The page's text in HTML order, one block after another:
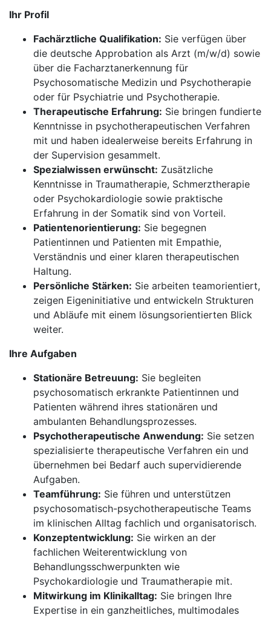
Ihr Profil
Fachärztliche Qualifikation: Sie verfügen über
die deutsche Approbation als Arzt (m/w/d) sowie
über die Facharztanerkennung für
Psychosomatische Medizin und Psychotherapie
oder für Psychiatrie und Psychotherapie.
Therapeutische Erfahrung: Sie bringen fundierte
Kenntnisse in psychotherapeutischen Verfahren
mit und haben idealerweise bereits Erfahrung in
der Supervision gesammelt.
Spezialwissen erwünscht: Zusätzliche
Kenntnisse in Traumatherapie, Schmerztherapie
oder Psychokardiologie sowie praktische
Erfahrung in der Somatik sind von Vorteil.
Patientenorientierung: Sie begegnen
Patientinnen und Patienten mit Empathie,
Verständnis und einer klaren therapeutischen
Haltung.
Persönliche Stärken: Sie arbeiten teamorientiert,
zeigen Eigeninitiative und entwickeln Strukturen
und Abläufe mit einem lösungsorientierten Blick
weiter.
Ihre Aufgaben
Stationäre Betreuung: Sie begleiten
psychosomatisch erkrankte Patientinnen und
Patienten während ihres stationären und
ambulanten Behandlungsprozesses.
Psychotherapeutische Anwendung: Sie setzen
spezialisierte therapeutische Verfahren ein und
übernehmen bei Bedarf auch supervidierende
Aufgaben.
Teamführung: Sie führen und unterstützen
psychosomatisch-psychotherapeutische Teams
im klinischen Alltag fachlich und organisatorisch.
Konzeptentwicklung: Sie wirken an der
fachlichen Weiterentwicklung von
Behandlungsschwerpunkten wie
Psychokardiologie und Traumatherapie mit.
Mitwirkung im Klinikalltag: Sie bringen Ihre
Expertise in ein ganzheitliches, multimodales